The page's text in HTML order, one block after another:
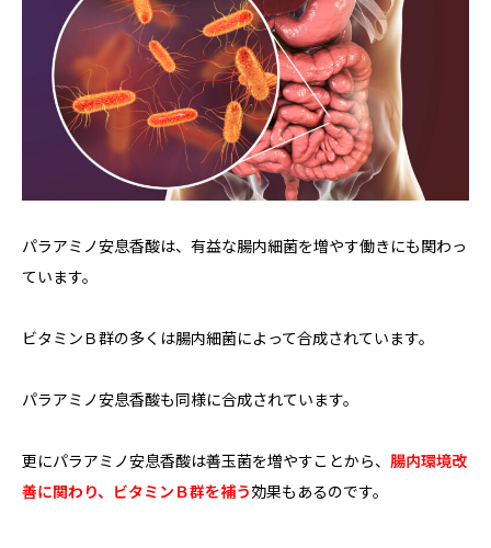
パラアミノ安息香酸は、有益な腸内細菌を増やす働きにも関わっ
ています。
ビタミンＢ群の多くは腸内細菌によって合成されています。
パラアミノ安息香酸も同様に合成されています。
更にパラアミノ安息香酸は善玉菌を増やすことから、 腸内環境改
善に関わり、ビタミンＢ群を補う効果もあるのです。